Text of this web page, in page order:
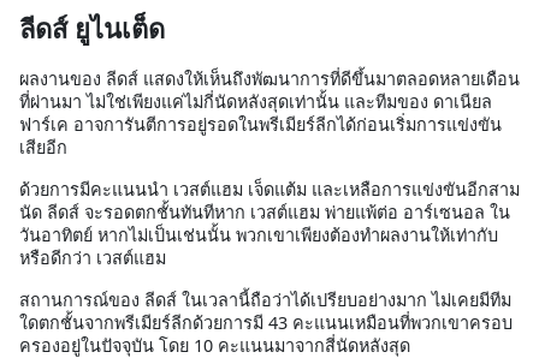
ลีดส์ ยูไนเต็ด
ผลงานของ ลีดส์ แสดงให้เห็นถึงพัฒนาการที่ดีขึ้นมาตลอดหลายเดือน
ที่ผ่านมา ไม่ใช่เพียงแค่ไม่กี่นัดหลังสุดเท่านั้น และทีมของ ดาเนียล
ฟาร์เค อาจการันตีการอยู่รอดในพรีเมียร์ลีกได้ก่อนเริ่มการแข่งขัน
เสียอีก
ด้วยการมีคะแนนนำ เวสต์แฮม เจ็ดแต้ม และเหลือการแข่งขันอีกสาม
นัด ลีดส์ จะรอดตกชั้นทันทีหาก เวสต์แฮม พ่ายแพ้ต่อ อาร์เซนอล ใน
วันอาทิตย์ หากไม่เป็นเช่นนั้น พวกเขาเพียงต้องทำผลงานให้เท่ากับ
หรือดีกว่า เวสต์แฮม
สถานการณ์ของ ลีดส์ ในเวลานี้ถือว่าได้เปรียบอย่างมาก ไม่เคยมีทีม
ใดตกชั้นจากพรีเมียร์ลีกด้วยการมี 43 คะแนนเหมือนที่พวกเขาครอบ
ครองอยู่ในปัจจุบัน โดย 10 คะแนนมาจากสี่นัดหลังสุด